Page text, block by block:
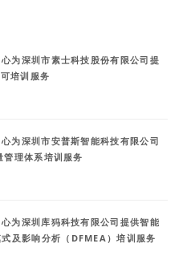
为深圳市素士科技股份有限公司提
培训服务
为深圳市安普斯智能科技有限公司
理体系培训服务
为深圳库犸科技有限公司提供智能
及影响分析（DFMEA）培训服务